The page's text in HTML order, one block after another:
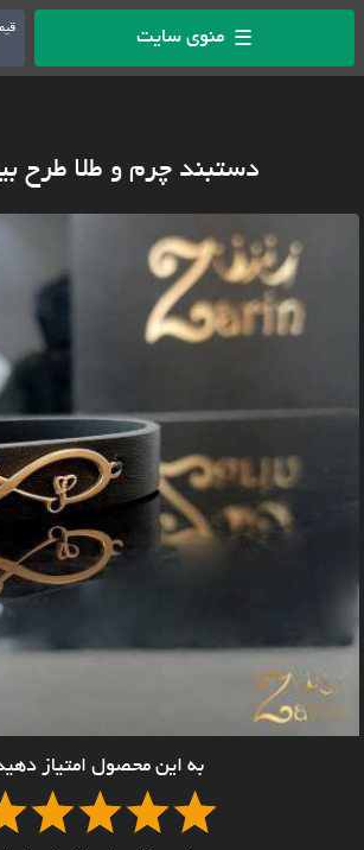
☰ منوی سایت
قیمت
دستبند چرم و طلا طرح
به این محصول امتیاز